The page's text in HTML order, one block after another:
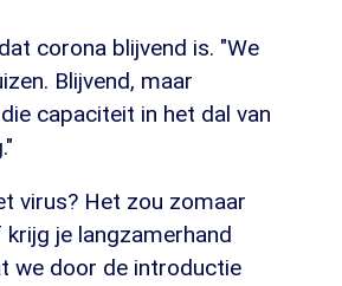
corona blijvend is. "We
Blijvend, maar
capaciteit in het dal van
virus? Het zou zomaar
je langzamerhand
we door de introductie